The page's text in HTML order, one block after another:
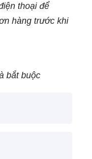
được thiết kế để
vụ nhu cầu nghỉ
và sân vườn.
thoại để
hàng trước khi
bắt buộc